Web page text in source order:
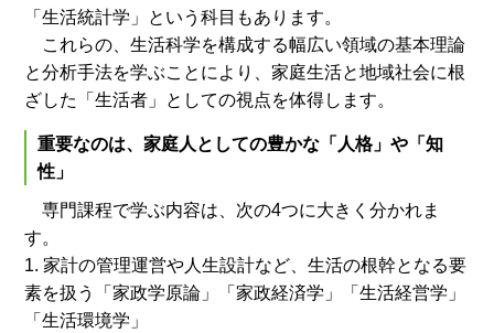
「生活統計学」という科目もあります。
これらの、生活科学を構成する幅広い領域の基本理論
と分析手法を学ぶことにより、家庭生活と地域社会に根
ざした「生活者」としての視点を体得します。
重要なのは、家庭人としての豊かな「人格」や「知
性」
専門課程で学ぶ内容は、次の4つに大きく分かれま
す。
1. 家計の管理運営や人生設計など、生活の根幹となる要
素を扱う「家政学原論」「家政経済学」「生活経営学」
「生活環境学」